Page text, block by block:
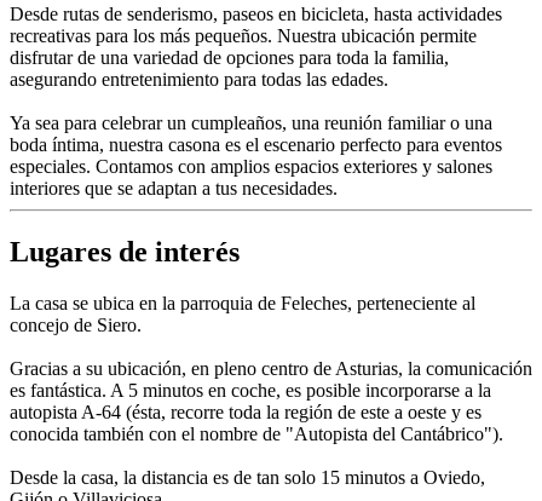
Desde rutas de senderismo, paseos en bicicleta, hasta actividades
recreativas para los más pequeños. Nuestra ubicación permite
disfrutar de una variedad de opciones para toda la familia,
asegurando entretenimiento para todas las edades.
Ya sea para celebrar un cumpleaños, una reunión familiar o una
boda íntima, nuestra casona es el escenario perfecto para eventos
especiales. Contamos con amplios espacios exteriores y salones
interiores que se adaptan a tus necesidades.
Lugares de interés
La casa se ubica en la parroquia de Feleches, perteneciente al
concejo de Siero.
Gracias a su ubicación, en pleno centro de Asturias, la comunicación
es fantástica. A 5 minutos en coche, es posible incorporarse a la
autopista A-64 (ésta, recorre toda la región de este a oeste y es
conocida también con el nombre de "Autopista del Cantábrico").
Desde la casa, la distancia es de tan solo 15 minutos a Oviedo,